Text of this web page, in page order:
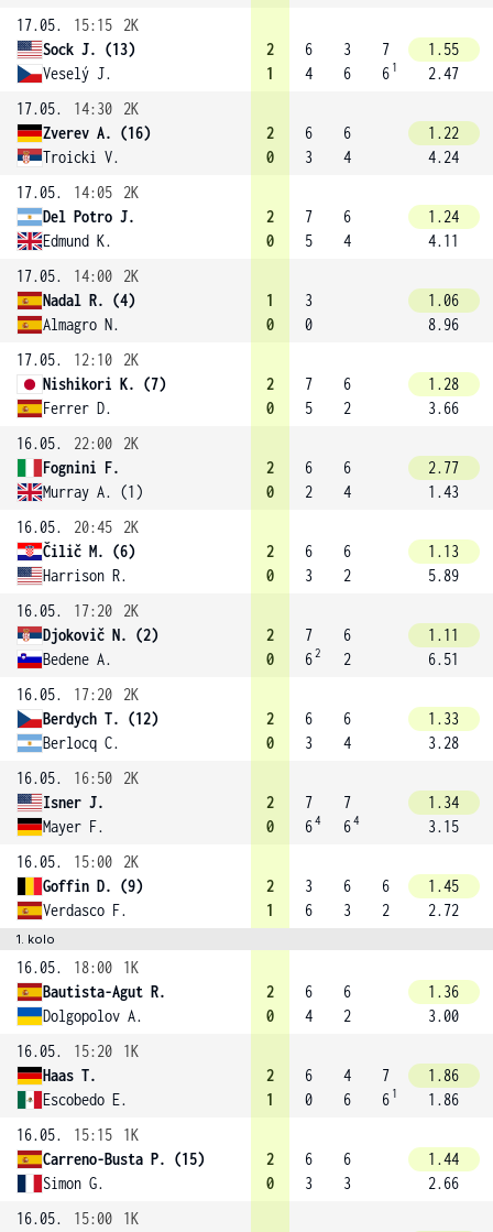
17.05.
15:15
2K
Sock J. (13)
Veselý J.
2
1
6
4
3
6
7
6 1
1.55
2.47
17.05.
14:30
2K
Zverev A. (16)
Troicki V.
2
0
6
3
6
4
1.22
4.24
17.05.
14:05
2K
Del Potro J.
Edmund K.
2
0
7
5
6
4
1.24
4.11
17.05.
14:00
2K
Nadal R. (4)
Almagro N.
1
0
3
0
1.06
8.96
17.05.
12:10
2K
Nishikori K. (7)
Ferrer D.
2
0
7
5
6
2
1.28
3.66
16.05.
22:00
2K
Fognini F.
Murray A. (1)
2
0
6
2
6
4
2.77
1.43
16.05.
20:45
2K
Čilič M. (6)
Harrison R.
2
0
6
3
6
2
1.13
5.89
16.05.
17:20
2K
Djokovič N. (2)
Bedene A.
2
0
7
62
6
2
1.11
6.51
16.05.
17:20
2K
Berdych T. (12)
Berlocq C.
2
0
6
3
6
4
1.33
3.28
16.05.
16:50
2K
Isner J.
Mayer F.
2
0
7
64
7
64
1.34
3.15
16.05.
15:00
2K
Goffin D. (9)
Verdasco F.
2
1
3
6
6
3
6
2
1.45
2.72
1. kolo
16.05. 18:00
1K
Bautista-Agut R.
Dolgopolov A.
2
0
6
4
6
2
1.36
3.00
16.05.
15:20
1K
Haas T.
Escobedo E.
2
1
6
0
4
6
7
6 1
1.86
1.86
16.05.
15:15
1K
Carreno-Busta P. (15)
Simon G.
2
0
6
3
6
3
1.44
2.66
16.05.
15:00
1K